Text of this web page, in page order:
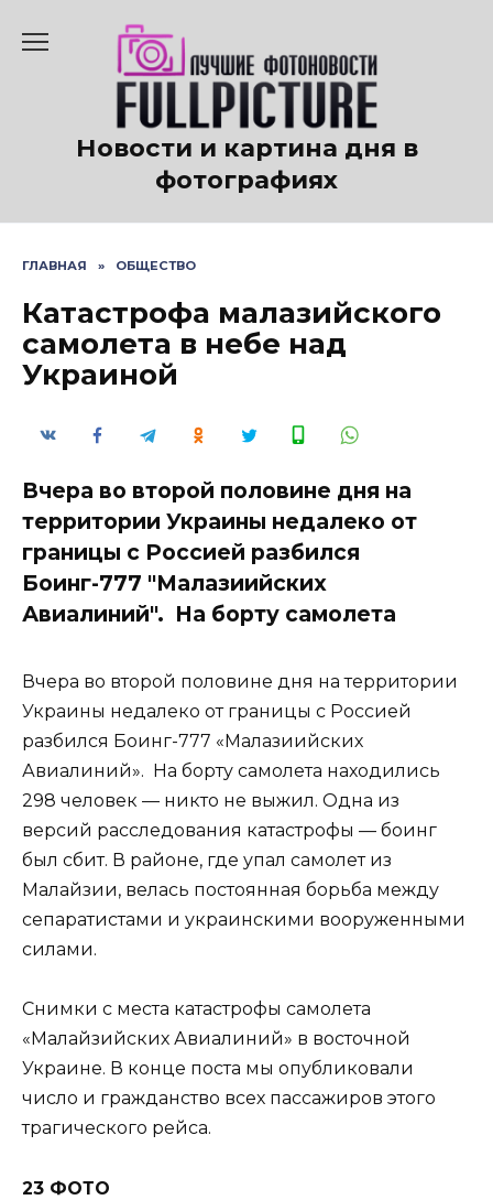
содержанию
Новости и картина дня в
фотографиях
ГЛАВНАЯ » ОБЩЕСТВО
Катастрофа малазийского
самолета в небе над
Украиной
Вчера во второй половине дня на
территории Украины недалеко от
границы с Россией разбился
Боинг-777 "Малазиийских
Авиалиний". На борту самолета
Вчера во второй половине дня на территории
Украины недалеко от границы с Россией
разбился Боинг-777 «Малазиийских
Авиалиний». На борту самолета находились
298 человек — никто не выжил. Одна из
версий расследования катастрофы — боинг
был сбит. В районе, где упал самолет из
Малайзии, велась постоянная борьба между
сепаратистами и украинскими вооруженными
силами.
Снимки с места катастрофы самолета
«Малайзийских Авиалиний» в восточной
Украине. В конце поста мы опубликовали
число и гражданство всех пассажиров этого
трагического рейса.
23 ФОТО